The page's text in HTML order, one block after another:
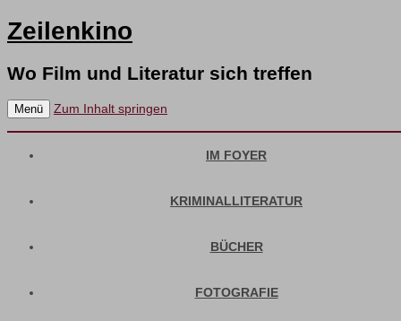
Zeilenkino
Wo Film und Literatur sich treffen
Menü Zum Inhalt springen
IM FOYER
KRIMINALLITERATUR
BÜCHER
FOTOGRAFIE